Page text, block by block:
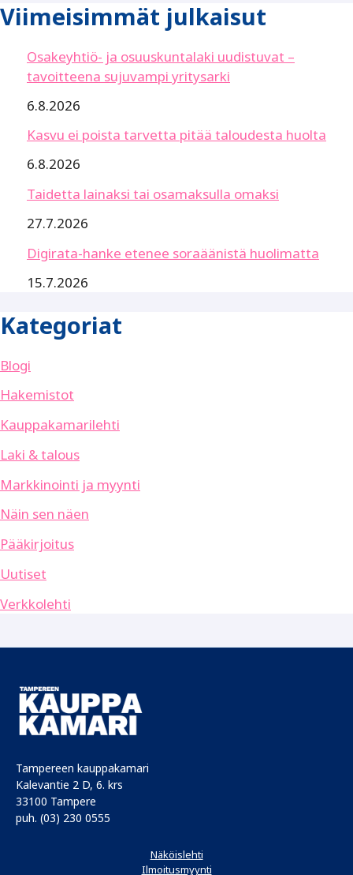
Viimeisimmät julkaisut
Osakeyhtiö- ja osuuskuntalaki uudistuvat –
tavoitteena sujuvampi yritysarki
6.8.2026
Kasvu ei poista tarvetta pitää taloudesta huolta
6.8.2026
Taidetta lainaksi tai osamaksulla omaksi
27.7.2026
Digirata-hanke etenee soraäänistä huolimatta
15.7.2026
Kategoriat
Blogi
Hakemistot
Kauppakamarilehti
Laki & talous
Markkinointi ja myynti
Näin sen näen
Pääkirjoitus
Uutiset
Verkkolehti
Tampereen kauppakamari
Kalevantie 2 D, 6. krs
33100 Tampere
puh. (03) 230 0555
Näköislehti
Ilmoitusmyynti